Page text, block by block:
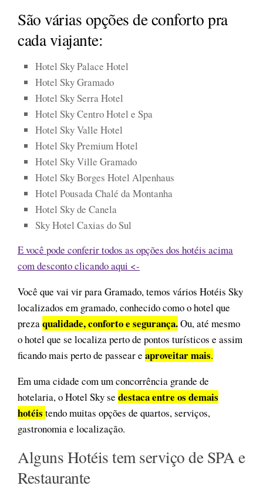
São várias opções de conforto pra
cada viajante:
Hotel Sky Palace Hotel
Hotel Sky Gramado
Hotel Sky Serra Hotel
Hotel Sky Centro Hotel e Spa
Hotel Sky Valle Hotel
Hotel Sky Premium Hotel
Hotel Sky Ville Gramado
Hotel Sky Borges Hotel Alpenhaus
Hotel Pousada Chalé da Montanha
Hotel Sky de Canela
Sky Hotel Caxias do Sul
E você pode conferir todos as opções dos hotéis acima
com desconto clicando aqui <-
Você que vai vir para Gramado, temos vários Hotéis Sky
localizados em gramado, conhecido como o hotel que
prezaqualidade, conforto e segurança.Ou, até mesmo
o hotel que se localiza perto de pontos turísticos e assim
ficando mais perto de passear e aproveitar mais.
Em uma cidade com um concorrência grande de
hotelaria, o Hotel Sky se destaca entre os demais
hotéis tendo muitas opções de quartos, serviços,
gastronomia e localização.
Alguns Hotéis tem serviço de SPA e
Restaurante